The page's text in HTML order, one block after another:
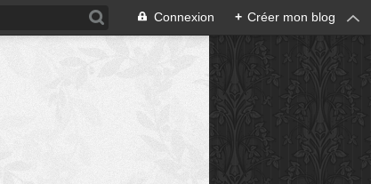
Connexion + Créer mon blog